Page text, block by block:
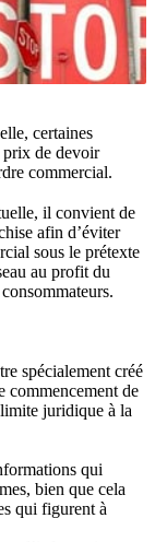
certaines
prix de devoir
commercial.
il convient de
afin d’éviter
sous le prétexte
au profit du
spécialement créé
commencement de
juridique à la
qui
bien que cela
qui figurent à